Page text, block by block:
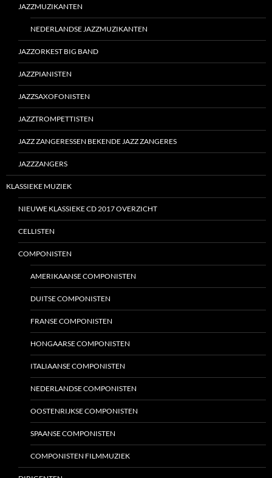
JAZZMUZIKANTEN
NEDERLANDSE JAZZMUZIKANTEN
JAZZORKEST BIG BAND
JAZZPIANISTEN
JAZZSAXOFONISTEN
JAZZTROMPETTISTEN
JAZZ ZANGERESSEN BEKENDE JAZZ ZANGERES
JAZZZANGERS
KLASSIEKE MUZIEK
NIEUWE KLASSIEKE CD 2017 OVERZICHT
CELLISTEN
COMPONISTEN
AMERIKAANSE COMPONISTEN
DUITSE COMPONISTEN
FRANSE COMPONISTEN
HONGAARSE COMPONISTEN
ITALIAANSE COMPONISTEN
NEDERLANDSE COMPONISTEN
OOSTENRIJKSE COMPONISTEN
SPAANSE COMPONISTEN
COMPONISTEN FILMMUZIEK